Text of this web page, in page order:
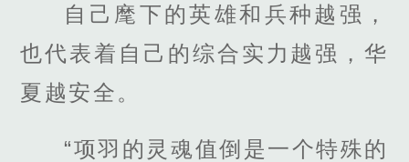
自己麾下的英雄和兵种越强，
也代表着自己的综合实力越强，华
夏越安全。
“项羽的灵魂值倒是一个特殊的